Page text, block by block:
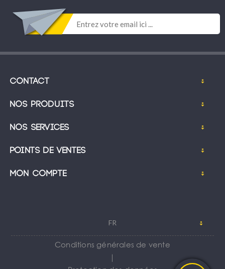
Contact
Nos produits
Nos services
Points de ventes
Mon compte
FR
Conditions générales de vente
｜